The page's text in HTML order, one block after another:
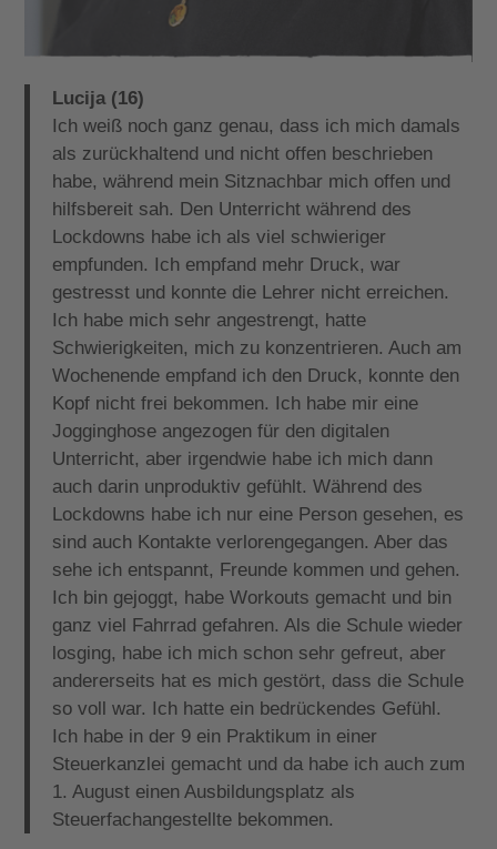
Lucija (16)
Ich weiß noch ganz genau, dass ich mich damals
als zurückhaltend und nicht offen beschrieben
habe, während mein Sitznachbar mich offen und
hilfsbereit sah. Den Unterricht während des
Lockdowns habe ich als viel schwieriger
empfunden. Ich empfand mehr Druck, war
gestresst und konnte die Lehrer nicht erreichen.
Ich habe mich sehr angestrengt, hatte
Schwierigkeiten, mich zu konzentrieren. Auch am
Wochenende empfand ich den Druck, konnte den
Kopf nicht frei bekommen. Ich habe mir eine
Jogginghose angezogen für den digitalen
Unterricht, aber irgendwie habe ich mich dann
auch darin unproduktiv gefühlt. Während des
Lockdowns habe ich nur eine Person gesehen, es
sind auch Kontakte verlorengegangen. Aber das
sehe ich entspannt, Freunde kommen und gehen.
Ich bin gejoggt, habe Workouts gemacht und bin
ganz viel Fahrrad gefahren. Als die Schule wieder
losging, habe ich mich schon sehr gefreut, aber
andererseits hat es mich gestört, dass die Schule
so voll war. Ich hatte ein bedrückendes Gefühl.
Ich habe in der 9 ein Praktikum in einer
Steuerkanzlei gemacht und da habe ich auch zum
1. August einen Ausbildungsplatz als
Steuerfachangestellte bekommen.